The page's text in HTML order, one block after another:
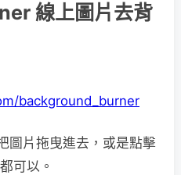
線上圖片去背
background_burner
圖片拖曳進去，或是點擊
可以。